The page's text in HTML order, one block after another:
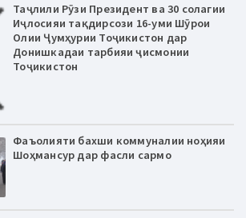
Таҷлили Рӯзи Президент ва 30 солагии
Иҷлосияи тақдирсози 16-уми Шӯрои
Олии Ҷумҳурии Тоҷикистон дар
Донишкадаи тарбияи ҷисмонии
Тоҷикистон
Фаъолияти бахши коммуналии ноҳияи
Шоҳмансур дар фасли сармо